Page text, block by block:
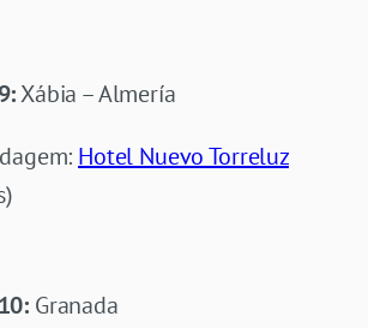
Xábia – Almería
Hotel Nuevo Torreluz
Granada